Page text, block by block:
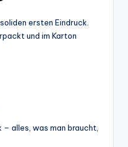
ersten Eindruck.
und im Karton
– alles, was man braucht,